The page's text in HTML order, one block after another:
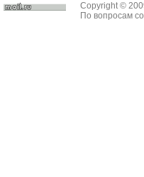
Copyright ©
По вопросам